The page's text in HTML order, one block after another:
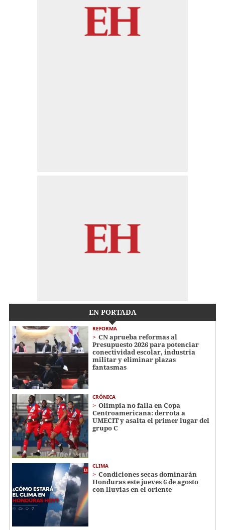
EN PORTADA
REFORMA
CN aprueba reformas al
Presupuesto 2026 para potenciar
conectividad escolar, industria
militar y eliminar plazas
fantasmas
CRÓNICA
Olimpia no falla en Copa
Centroamericana: derrota a
UMECIT y asalta el primer lugar del
grupo C
CLIMA
Condiciones secas dominarán
Honduras este jueves 6 de agosto
con lluvias en el oriente